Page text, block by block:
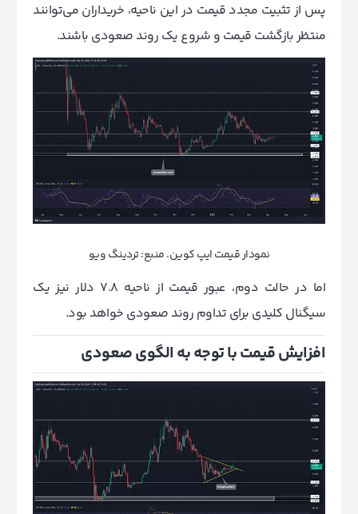
پس از تثبیت مجدد قیمت در این ناحیه، خریداران می‌توانند
منتظر بازگشت قیمت و شروع یک روند صعودی باشند.
نمودار قیمت ایپ کوین. منبع: تردینگ ویو
اما در حالت دوم، عبور قیمت از ناحیه 7.8 دلار نیز یک
سیگنال کلیدی برای تداوم روند صعودی خواهد بود.
افزایش قیمت با توجه به الگوی صعودی